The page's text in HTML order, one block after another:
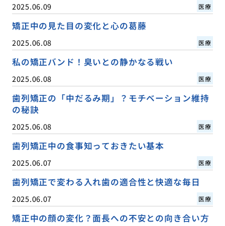
2025.06.09 医療
矯正中の見た目の変化と心の葛藤
2025.06.08 医療
私の矯正バンド！臭いとの静かなる戦い
2025.06.08 医療
歯列矯正の「中だるみ期」？モチベーション維持
の秘訣
2025.06.08 医療
歯列矯正中の食事知っておきたい基本
2025.06.07 医療
歯列矯正で変わる入れ歯の適合性と快適な毎日
2025.06.07 医療
矯正中の顔の変化？面長への不安との向き合い方